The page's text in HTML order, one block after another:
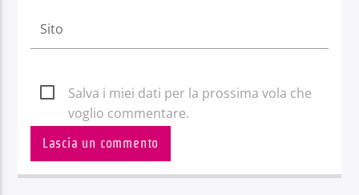
Salva i miei dati per la prossima vola che
voglio commentare.